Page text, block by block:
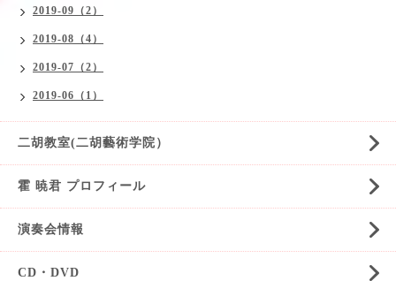
2019-09（2）
2019-08（4）
2019-07（2）
2019-06（1）
二胡教室(二胡藝術学院）
霍 暁君 プロフィール
演奏会情報
CD・DVD